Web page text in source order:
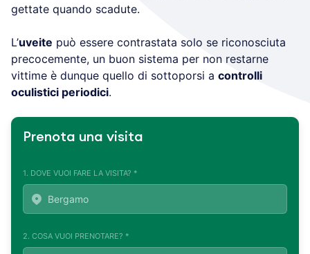
gettate quando scadute.
L’uveite può essere contrastata solo se riconosciuta
precocemente, un buon sistema per non restarne
vittime è dunque quello di sottoporsi a controlli
oculistici periodici.
Prenota una visita
1. DOVE VUOI FARE LA VISITA? *
2. COSA VUOI PRENOTARE? *